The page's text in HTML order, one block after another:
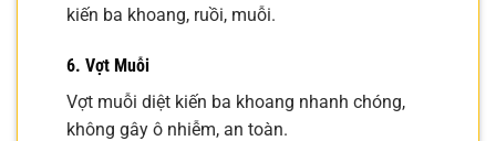
kiến ba khoang, ruồi, muỗi.
6. Vợt Muỗi
Vợt muỗi diệt kiến ba khoang nhanh chóng,
không gây ô nhiễm, an toàn.